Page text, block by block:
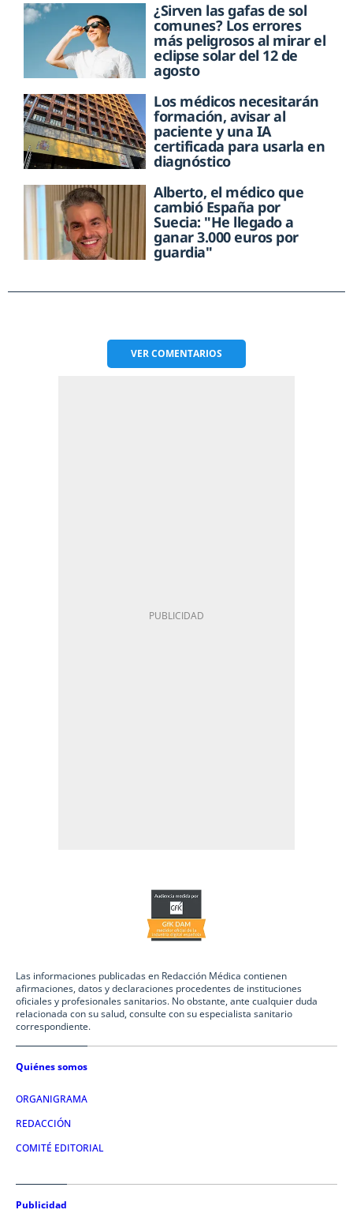
¿Sirven las gafas de sol
comunes? Los errores
más peligrosos al mirar el
eclipse solar del 12 de
agosto
Los médicos necesitarán
formación, avisar al
paciente y una IA
certificada para usarla en
diagnóstico
Alberto, el médico que
cambió España por
Suecia: "He llegado a
ganar 3.000 euros por
guardia"
VERCOMENTARIOS
Las informaciones publicadas en Redacción Médica contienen
afirmaciones, datos y declaraciones procedentes de instituciones
oficiales y profesionales sanitarios. No obstante, ante cualquier duda
relacionada con su salud, consulte con su especialista sanitario
correspondiente.
Quiénes somos
ORGANIGRAMA
REDACCIÓN
COMITÉ EDITORIAL
Publicidad